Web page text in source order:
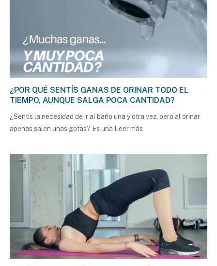
¿POR QUÉ SENTÍS GANAS DE ORINAR TODO EL
TIEMPO, AUNQUE SALGA POCA CANTIDAD?
¿Sentís la necesidad de ir al baño una y otra vez, pero al orinar
apenas salen unas gotas? Es una
Leer más